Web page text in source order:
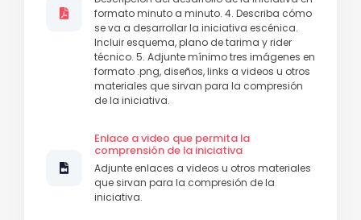
formato minuto a minuto. 4. Describa cómo
se va a desarrollar la iniciativa escénica.
Incluir esquema, plano de tarima y rider
técnico. 5. Adjunte mínimo tres imágenes en
formato .png, diseños, links a videos u otros
materiales que sirvan para la compresión
de la iniciativa.
Enlace a video que permita la
comprensión de la iniciativa
Adjunte enlaces a videos u otros materiales
que sirvan para la compresión de la
iniciativa.